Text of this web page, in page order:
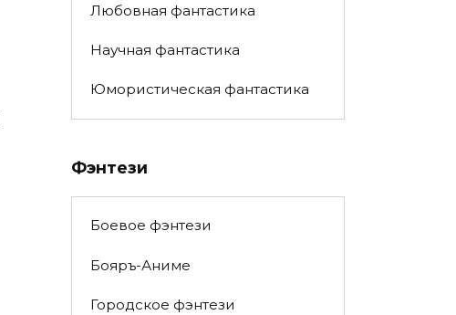
Любовная фантастика
Научная фантастика
Юмористическая фантастика
Фэнтези
Боевое фэнтези
Бояръ-Аниме
Городское фэнтези